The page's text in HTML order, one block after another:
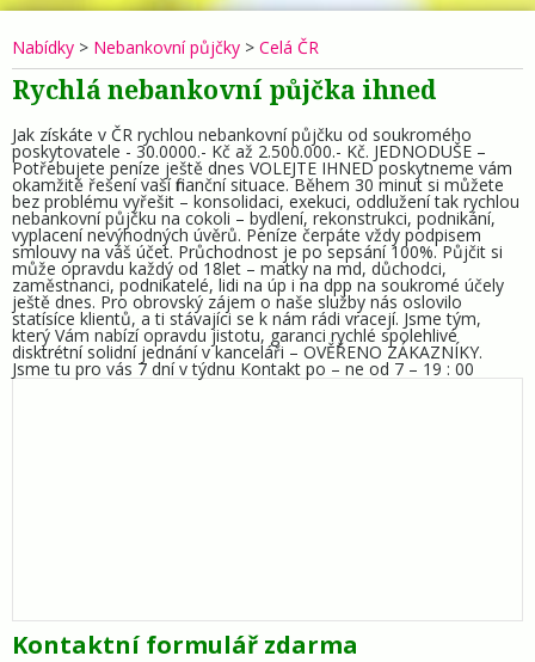
Nabídky > Nebankovní půjčky > Celá ČR
Rychlá nebankovní půjčka ihned
Jak získáte v ČR rychlou nebankovní půjčku od soukromého
poskytovatele - 30.0000.- Kč až 2.500.000.- Kč. JEDNODUŠE –
Potřebujete peníze ještě dnes VOLEJTE IHNED poskytneme vám
okamžitě řešení vaší finanční situace. Během 30 minut si můžete
bez problému vyřešit – konsolidaci, exekuci, oddlužení tak rychlou
nebankovní půjčku na cokoli – bydlení, rekonstrukci, podnikání,
vyplacení nevýhodných úvěrů. Peníze čerpáte vždy podpisem
smlouvy na váš účet. Průchodnost je po sepsání 100%. Půjčit si
může opravdu každý od 18let – matky na md, důchodci,
zaměstnanci, podnikatelé, lidi na úp i na dpp na soukromé účely
ještě dnes. Pro obrovský zájem o naše služby nás oslovilo
statísíce klientů, a ti stávajíci se k nám rádi vracejí. Jsme tým,
který Vám nabízí opravdu jistotu, garanci rychlé spolehlivé
disktrétní solidní jednání v kanceláři – OVĚŘENO ZÁKAZNÍKY.
Jsme tu pro vás 7 dní v týdnu Kontakt po – ne od 7 – 19 : 00
Kontaktní formulář zdarma